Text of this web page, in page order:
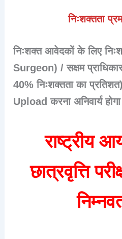
निःशक्तता
निःशक्त आवेदकों के लिए
Surgeon) / सक्षम प्राधिकार
40% निःशक्तता का
Upload करना अनिवार्य
राष्ट्रीय
छात्रवृत्ति